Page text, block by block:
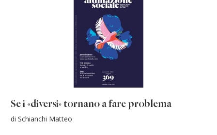
Se i «diversi» tornano a fare problema
di Schianchi Matteo